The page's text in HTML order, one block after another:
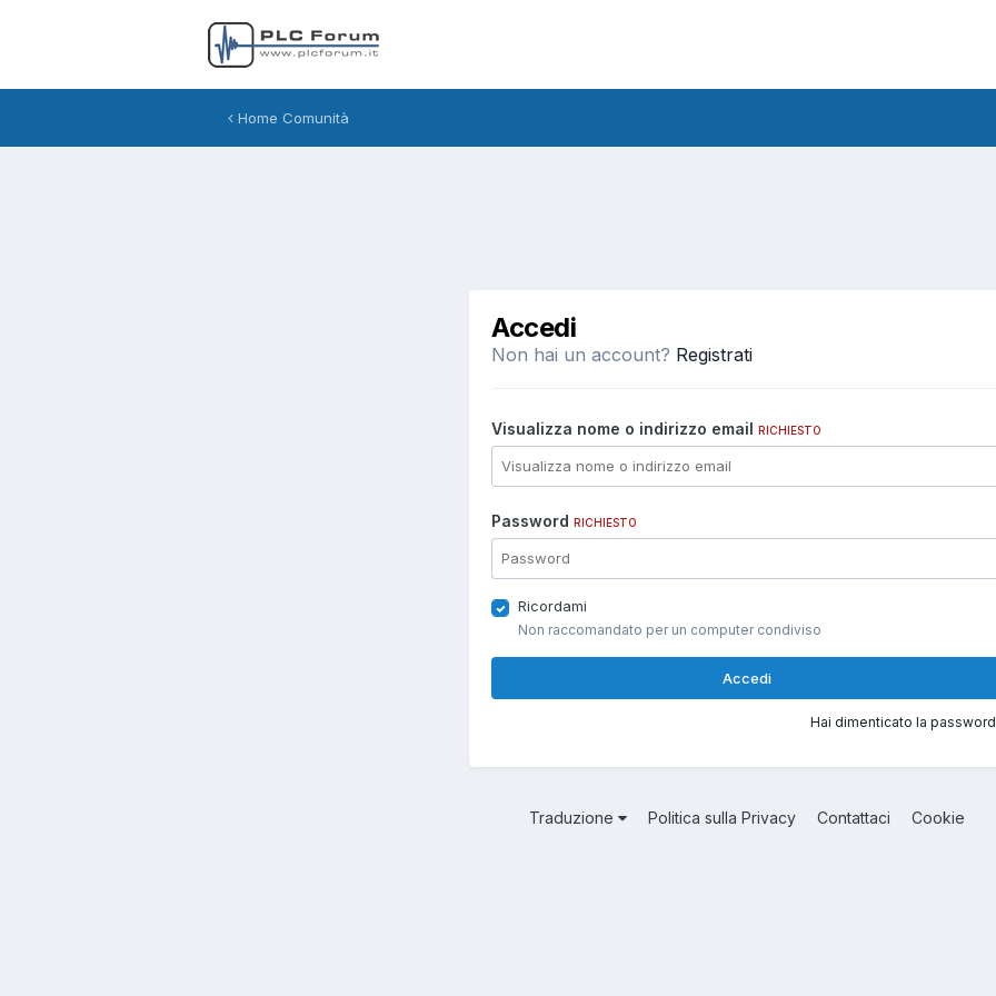
Home Comunità
Accedi
Non hai un account? Registrati
Visualizza nome o indirizzo email RICHIESTO
Password RICHIESTO
Ricordami
Non raccomandato per un computer condiviso
Accedi
Hai dimenticato la
Traduzione Politica sulla Privacy Contattaci Cookie